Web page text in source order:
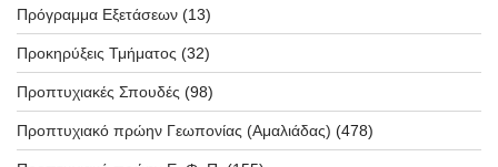
Πρόγραμμα Εξετάσεων (13)
Προκηρύξεις Τμήματος (32)
Προπτυχιακές Σπουδές (98)
Προπτυχιακό πρώην Γεωπονίας (Αμαλιάδας) (478)